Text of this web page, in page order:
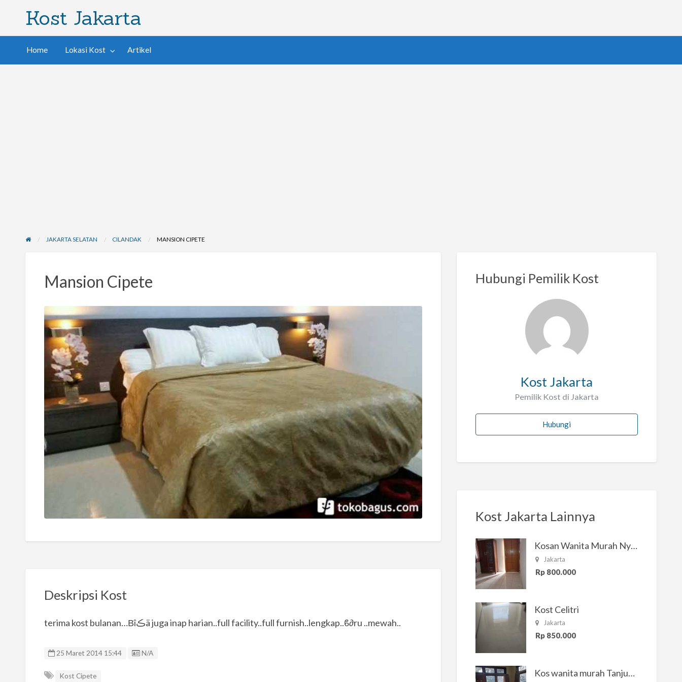
Kost Jakarta
Home Lokasi Kost Artikel
JAKARTA SELATAN CILANDAK MANSION CIPETE
Mansion Cipete
Deskripsi Kost
terima kost bulanan…Βîڪä juga inap harian..full facility..full furnish..lengkap..ϐ∂ru ..mewah..
25 Maret 2014 15:44 Listing ID
N/A
Kost Cipete
Hubungi Pemilik Kost
Kost Jakarta
Pemilik Kost di Jakarta
Hubungi
Kost Jakarta Lainnya
Kosan Wanita Murah Nyaman di Jakarta Selatan
Jakarta
Rp 800.000
Kost Celitri
Jakarta
Rp 850.000
Kos wanita murah Tanjung Duren Jakarta Barat